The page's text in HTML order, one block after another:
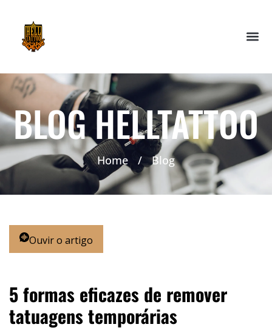
BLOG HELLTATTOO
Home / Blog
Ouvir o artigo
5 formas eficazes de remover
tatuagens temporárias